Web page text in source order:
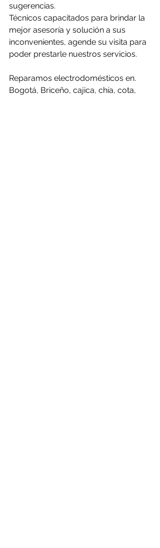
sugerencias.
Técnicos capacitados para brindar la
mejor asesoría y solución a sus
inconvenientes, agende su visita para
poder prestarle nuestros servicios.
Reparamos electrodomésticos en.
Bogotá, Briceño, cajica, chía, cota,